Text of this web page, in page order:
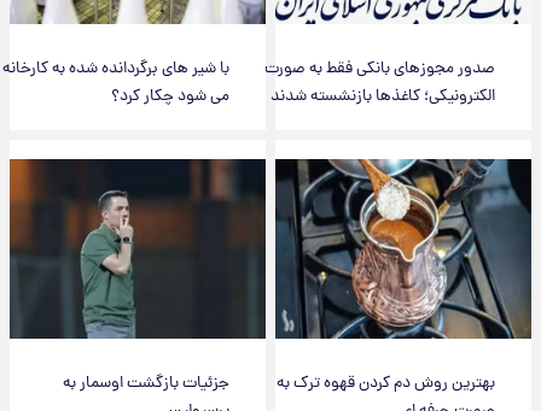
صدور مجوزهای بانکی فقط به صورت
الکترونیکی؛ کاغذها بازنشسته شدند
با شیر های برگردانده شده به کارخانه
می شود چکار کرد؟
بهترین روش دم کردن قهوه ترک به
جزئیات بازگشت اوسمار به